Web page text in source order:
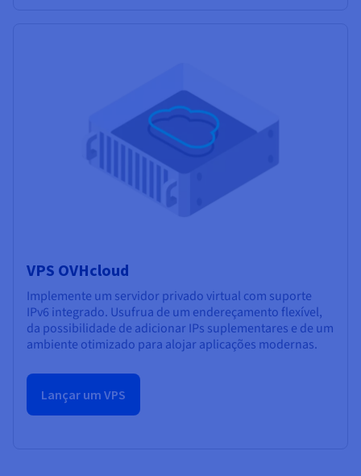
VPS OVHcloud
Implemente um servidor privado virtual com suporte
IPv6 integrado. Usufrua de um endereçamento flexível,
da possibilidade de adicionar IPs suplementares e de um
ambiente otimizado para alojar aplicações modernas.
Lançar um VPS